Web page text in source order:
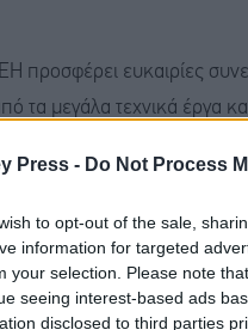
Press - Do Not Process
to opt-out of the sale,
information for targeted
your selection. Please note
seeing interest-based ads
disclosed to third parties
προσφέρει ευκαιρίες
τα μεγάλα τεχνικά έργα
και τα
προοπτικές για μια
στον Όμιλο ΔΕΗ
και τον ψηφιακό